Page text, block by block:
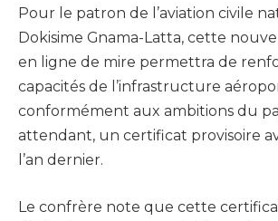
Pour le patron de l’aviation civile
Dokisime Gnama-Latta, cette
en ligne de mire permettra de
capacités de l’infrastructure
conformément aux ambitions du
attendant, un certificat provisoire
l’an dernier.
Le confrère note que cette